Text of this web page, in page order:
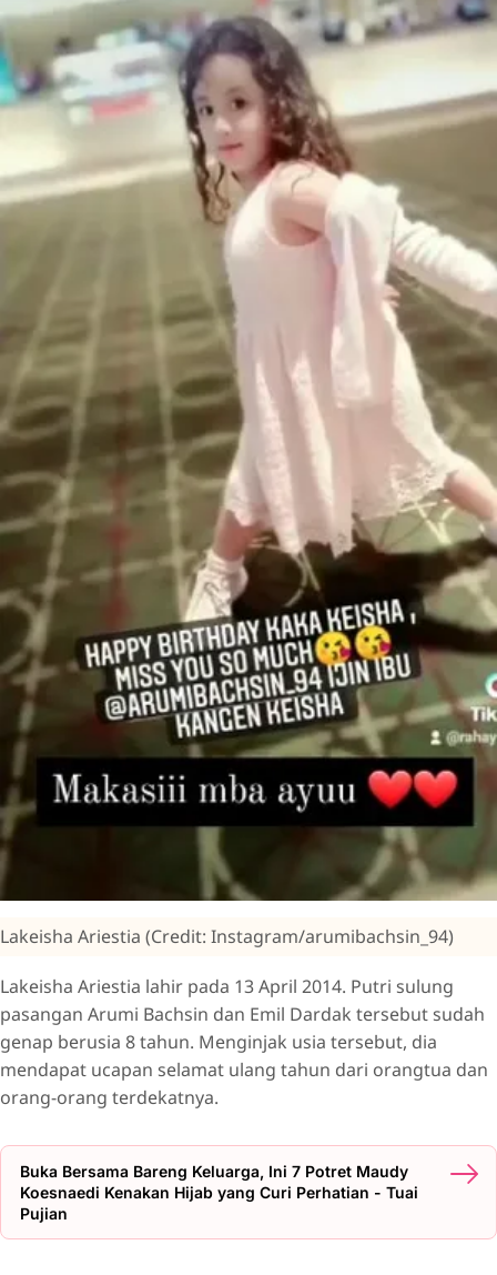
Lakeisha Ariestia (Credit: Instagram/arumibachsin_94)
Lakeisha Ariestia lahir pada 13 April 2014. Putri sulung
pasangan Arumi Bachsin dan Emil Dardak tersebut sudah
genap berusia 8 tahun. Menginjak usia tersebut, dia
mendapat ucapan selamat ulang tahun dari orangtua dan
orang-orang terdekatnya.
Buka Bersama Bareng Keluarga, Ini 7 Potret Maudy
Koesnaedi Kenakan Hijab yang Curi Perhatian - Tuai
Pujian